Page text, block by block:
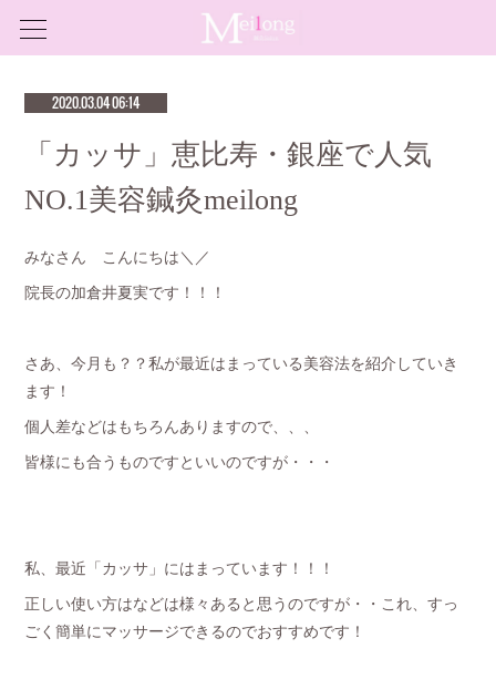
2020.03.04 06:14
「カッサ」恵比寿・銀座で人気
NO.1美容鍼灸meilong
みなさん こんにちは＼／
院長の加倉井夏実です！！！
さあ、今月も？？私が最近はまっている美容法を紹介していき
ます！
個人差などはもちろんありますので、、、
皆様にも合うものですといいのですが・・・
私、最近「カッサ」にはまっています！！！
正しい使い方はなどは様々あると思うのですが・・これ、すっ
ごく簡単にマッサージできるのでおすすめです！